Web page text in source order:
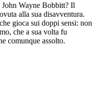
John Wayne Bobbitt? Il
alla sua disavventura.
gioca sui doppi sensi: non
che a sua volta fu
comunque assolto.